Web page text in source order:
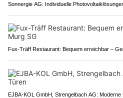
Sonnergie AG: Individuelle
Fux-Träff Restaurant: Bequem erreichbar –
EJBA-KOL GmbH, Strengelbach AG: